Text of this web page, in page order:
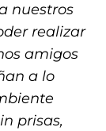
nuestros
realizar
amigos
a lo
prisas,